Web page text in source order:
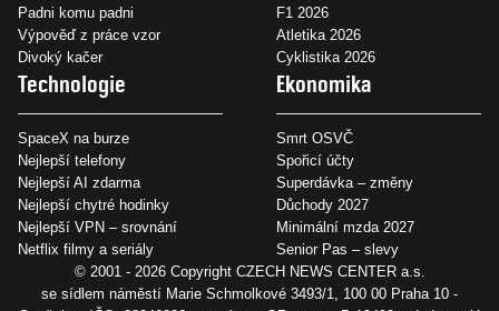
Padni komu padni
Výpověď z práce vzor
Divoký kačer
F1 2026
Atletika 2026
Cyklistika 2026
Technologie
SpaceX na burze
Nejlepší telefony
Nejlepší AI zdarma
Nejlepší chytré hodinky
Nejlepší VPN – srovnání
Netflix filmy a seriály
Ekonomika
Smrt OSVČ
Spořicí účty
Superdávka – změny
Důchody 2027
Minimální mzda 2027
Senior Pas – slevy
© 2001 - 2026 Copyright CZECH NEWS CENTER a.s.
se sídlem náměstí Marie Schmolkové 3493/1, 100 00 Praha 10 -